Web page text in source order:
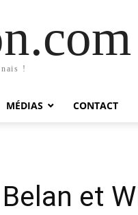
!
MÉDIAS CONTACT
et